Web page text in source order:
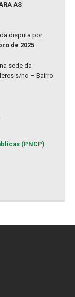
AS
disputa por
de 2025.
sede da
s/no – Bairro
(PNCP)